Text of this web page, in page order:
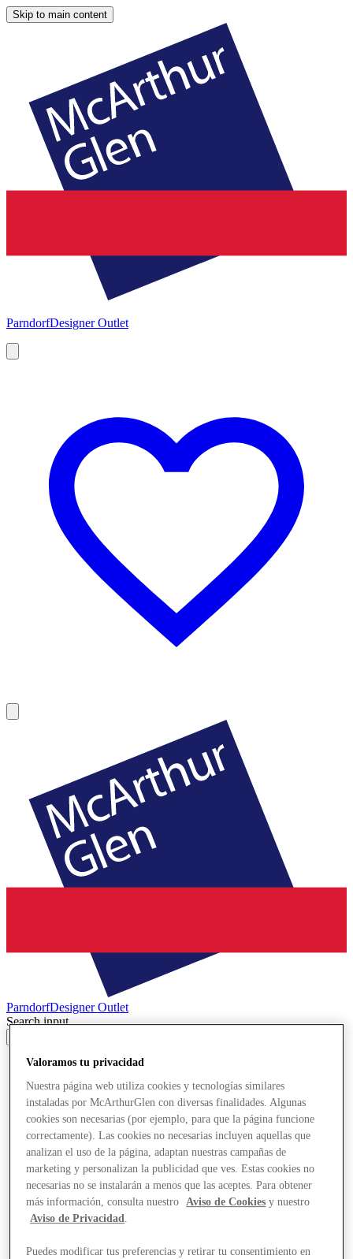
Skip to main content
ParndorfDesigner Outlet
ParndorfDesigner Outlet
Search input
Valoramos tu privacidad
Nuestra página web utiliza cookies y tecnologías similares
instaladas por McArthurGlen con diversas finalidades. Algunas
cookies son necesarias (por ejemplo, para que la página funcione
correctamente). Las cookies no necesarias incluyen aquellas que
analizan el uso de la página, adaptan nuestras campañas de
marketing y personalizan la publicidad que ves. Estas cookies no
necesarias no se instalarán a menos que las aceptes. Para obtener
más información, consulta nuestro
Aviso de Cookies y nuestro
Aviso de Privacidad.
Puedes modificar tus preferencias y retirar tu consentimiento en